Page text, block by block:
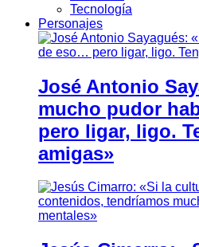
Tecnología
Personajes
José Antonio
mucho pudor
pero ligar, ligo.
amigas»